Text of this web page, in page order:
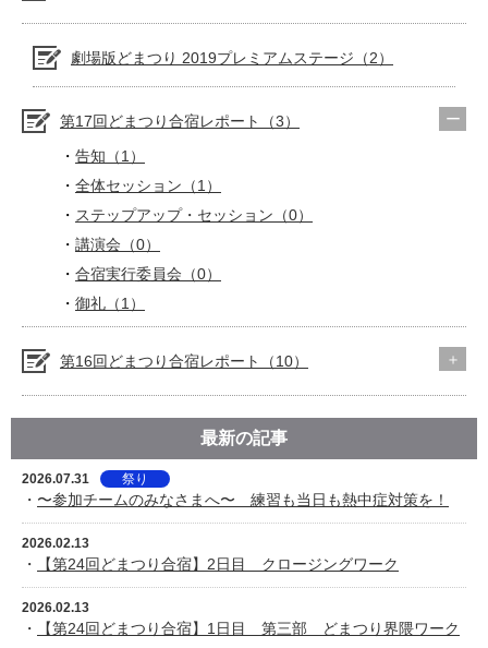
劇場版どまつり 2019プレミアムステージ（2）
第17回どまつり合宿レポート（3）
告知（1）
全体セッション（1）
ステップアップ・セッション（0）
講演会（0）
合宿実行委員会（0）
御礼（1）
第16回どまつり合宿レポート（10）
最新の記事
2026.07.31 祭り
・ 〜参加チームのみなさまへ〜 練習も当日も熱中症対策を！
2026.02.13
・ 【第24回どまつり合宿】2日目 クロージングワーク
2026.02.13
・ 【第24回どまつり合宿】1日目 第三部 どまつり界隈ワーク